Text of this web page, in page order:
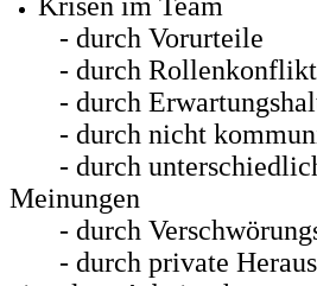
Krisen im Team
- durch Vorurteile
- durch
- durch
- durch nicht
- durch
Meinungen
- durch
- durch private